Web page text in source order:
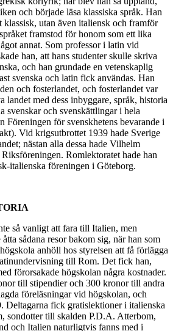
och började läsa klassiska språk. Han
klassisk, utan även italiensk och framför
framstod för honom som ett lika
annat. Som professor i latin vid
han, att hans studenter skulle skriva
och han grundade en vetenskaplig
svenska och latin fick användas. Han
och fosterlandet, och fosterlandet var
landet med dess inbyggare, språk, historia
svenskar och svenskättlingar i hela
Föreningen för svenskhetens bevarande i
Vid krigsutbrottet 1939 hade Sverige
nästan alla dessa hade Vilhelm
Romlektoratet hade han
italienska föreningen i Göteborg.
så vanligt att fara till Italien, men
sådana resor bakom sig, när han som
anhöll hos styrelsen att få förlägga
till Rom. Det fick han,
förorsakade högskolan några kostnader.
till stipendier och 300 kronor till andra
föreläsningar vid högskolan, och
Deltagarna fick gratislektioner i italienska
sondotter till skalden P.D.A. Atterbom,
och Italien naturligtvis fanns med i